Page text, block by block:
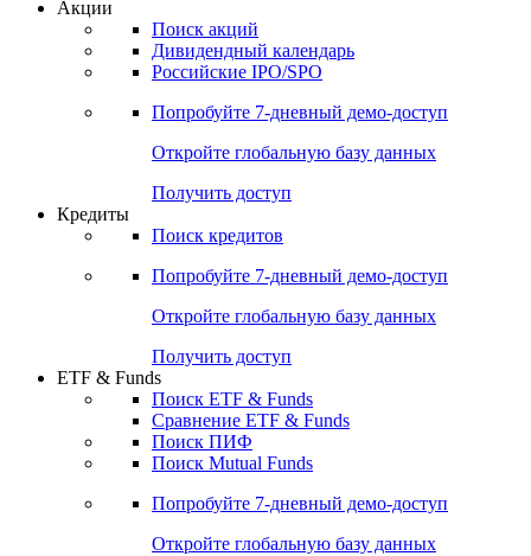
Откройте глобальную базу данных
Получить доступ
Поиск акций
Российские IPO/SPO
Попробуйте7-дневный
Откройте глобальную базу данных
Получить доступ
Поиск кредитов
Попробуйте7-дневный
Откройте глобальную базу данных
Получить доступ
ETF & Funds
Сравнение ETF & Funds
Поиск Mutual Funds